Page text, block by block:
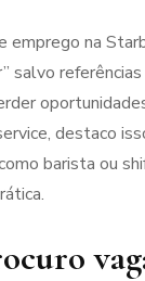
emprego na
salvo
destaco
barista ou